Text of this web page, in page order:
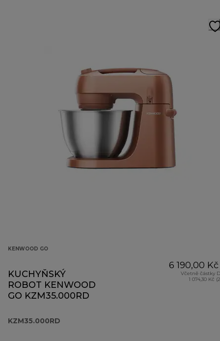
KENWOOD GO
KUCHYŇSKÝ
ROBOT KENWOOD
GO KZM35.000RD
KZM35.000RD
6 190,00 Kč
Včetně částky
1 074,30 Kč